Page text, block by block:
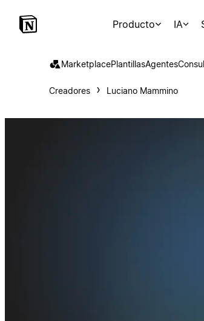
Producto IA
MarketplacePlantillasAgentes
Creadores Luciano Mammino